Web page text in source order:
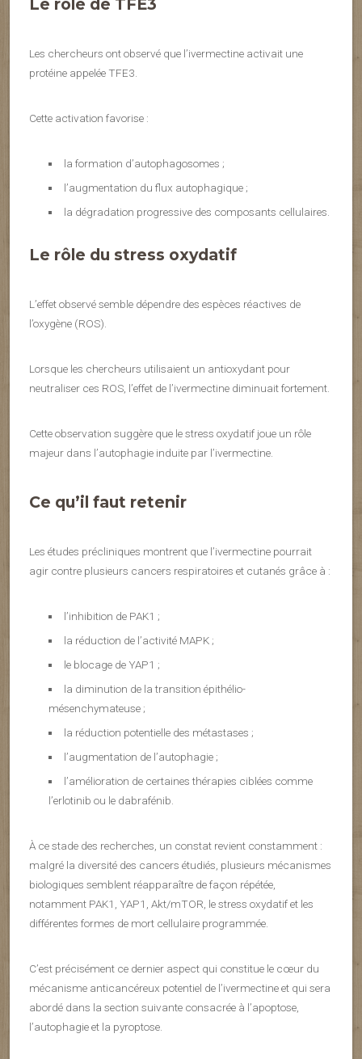
Le rôle de TFE3
Les chercheurs ont observé que l’ivermectine activait une
protéine appelée TFE3.
Cette activation favorise :
la formation d’autophagosomes ;
l’augmentation du flux autophagique ;
la dégradation progressive des composants cellulaires.
Le rôle du stress oxydatif
L’effet observé semble dépendre des espèces réactives de
l’oxygène (ROS).
Lorsque les chercheurs utilisaient un antioxydant pour
neutraliser ces ROS, l’effet de l’ivermectine diminuait fortement.
Cette observation suggère que le stress oxydatif joue un rôle
majeur dans l’autophagie induite par l’ivermectine.
Ce qu’il faut retenir
Les études précliniques montrent que l’ivermectine pourrait
agir contre plusieurs cancers respiratoires et cutanés grâce à :
l’inhibition de PAK1 ;
la réduction de l’activité MAPK ;
le blocage de YAP1 ;
la diminution de la transition épithélio-
mésenchymateuse ;
la réduction potentielle des métastases ;
l’augmentation de l’autophagie ;
l’amélioration de certaines thérapies ciblées comme
l’erlotinib ou le dabrafénib.
À ce stade des recherches, un constat revient constamment :
malgré la diversité des cancers étudiés, plusieurs mécanismes
biologiques semblent réapparaître de façon répétée,
notamment PAK1, YAP1, Akt/mTOR, le stress oxydatif et les
différentes formes de mort cellulaire programmée.
C’est précisément ce dernier aspect qui constitue le cœur du
mécanisme anticancéreux potentiel de l’ivermectine et qui sera
abordé dans la section suivante consacrée à l’apoptose,
l’autophagie et la pyroptose.